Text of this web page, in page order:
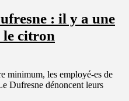
: il y a une
le citron
minimum, les employé-es de
Dufresne dénoncent leurs